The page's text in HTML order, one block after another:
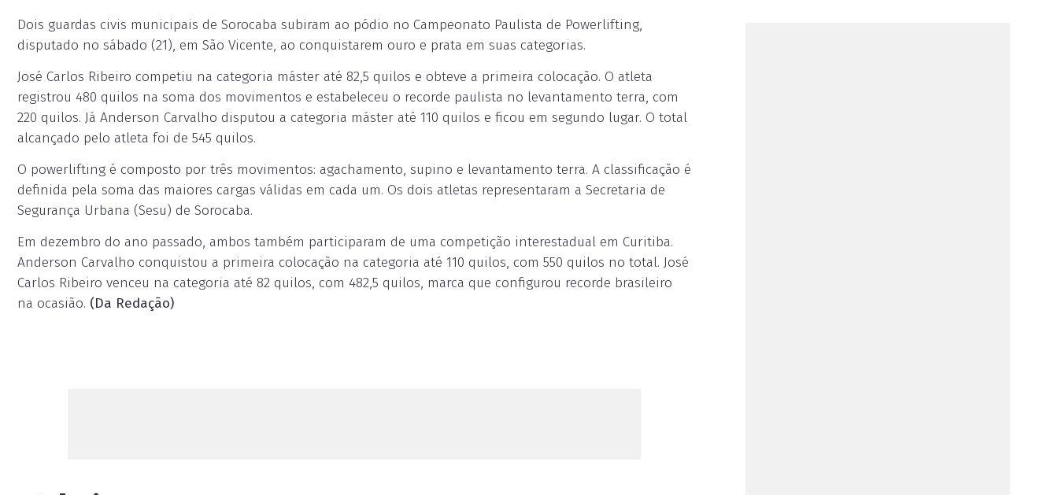
Dois guardas civis municipais de Sorocaba subiram ao pódio no Campeonato Paulista de Powerlifting,
disputado no sábado (21), em São Vicente, ao conquistarem ouro e prata em suas categorias.
José Carlos Ribeiro competiu na categoria máster até 82,5 quilos e obteve a primeira colocação. O atleta
registrou 480 quilos na soma dos movimentos e estabeleceu o recorde paulista no levantamento terra, com
220 quilos. Já Anderson Carvalho disputou a categoria máster até 110 quilos e ficou em segundo lugar. O total
alcançado pelo atleta foi de 545 quilos.
O powerlifting é composto por três movimentos: agachamento, supino e levantamento terra. A classificação é
definida pela soma das maiores cargas válidas em cada um. Os dois atletas representaram a Secretaria de
Segurança Urbana (Sesu) de Sorocaba.
Em dezembro do ano passado, ambos também participaram de uma competição interestadual em Curitiba.
Anderson Carvalho conquistou a primeira colocação na categoria até 110 quilos, com 550 quilos no total. José
Carlos Ribeiro venceu na categoria até 82 quilos, com 482,5 quilos, marca que configurou recorde brasileiro
na ocasião. (Da Redação)